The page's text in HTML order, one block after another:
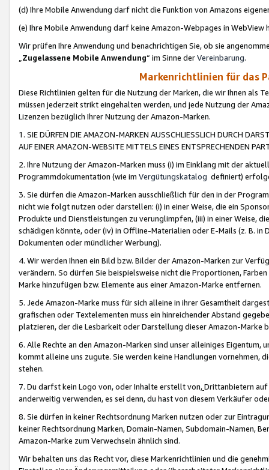
(d) Ihre Mobile Anwendung darf nicht die Funktion von Amazons
(e) Ihre Mobile Anwendung darf keine Amazon-Webpages in WebView
Wir prüfen Ihre Anwendung und benachrichtigen Sie, ob sie
„Zugelassene Mobile Anwendung“ im Sinne derVereinbarung.
Markenrichtlinien für das
Diese Richtlinien gelten für die Nutzung der Marken, die wir Ihnen als
müssen jederzeit strikt eingehalten werden, und jede Nutzung der
Lizenzen bezüglich Ihrer Nutzung der Amazon-Marken.
1. SIE DÜRFEN DIE AMAZON-MARKEN AUSSCHLIESSLICH DURCH
AUF EINER AMAZON-WEBSITE MITTELS EINES ENTSPRECHENDEN
2. Ihre Nutzung der Amazon-Marken muss (i) im Einklang mit der
Programmdokumentation (wie im Vergütungskatalog definiert)
3. Sie dürfen die Amazon-Marken ausschließlich für den in der
nicht wie folgt nutzen oder darstellen: (i) in einer Weise, die ein
Produkte und Dienstleistungen zu verunglimpfen, (iii) in einer Weise,
schädigen könnte, oder (iv) in Offline-Materialien oder E-Mails (z. B. in
Dokumenten oder mündlicher Werbung).
4. Wir werden Ihnen ein Bild bzw. Bilder der Amazon-Marken zur
verändern. So dürfen Sie beispielsweise nicht die Proportionen,
Marke hinzufügen bzw. Elemente aus einer Amazon-Marke entfernen.
5. Jede Amazon-Marke muss für sich alleine in ihrer Gesamtheit
grafischen oder Textelementen muss ein hinreichender Abstand
platzieren, der die Lesbarkeit oder Darstellung dieser Amazon-Marke
6. Alle Rechte an den Amazon-Marken sind unser alleiniges
kommt alleine uns zugute. Sie werden keine Handlungen vornehmen,
stehen.
7. Du darfst kein Logo von, oder Inhalte erstellt von,Drittanbietern auf
anderweitig verwenden, es sei denn, du hast von diesem Verkäufer
8. Sie dürfen in keiner Rechtsordnung Marken nutzen oder zur
keiner Rechtsordnung Marken, Domain-Namen, Subdomain-Namen,
Amazon-Marke zum Verwechseln ähnlich sind.
Wir behalten uns das Recht vor, diese Markenrichtlinien und die